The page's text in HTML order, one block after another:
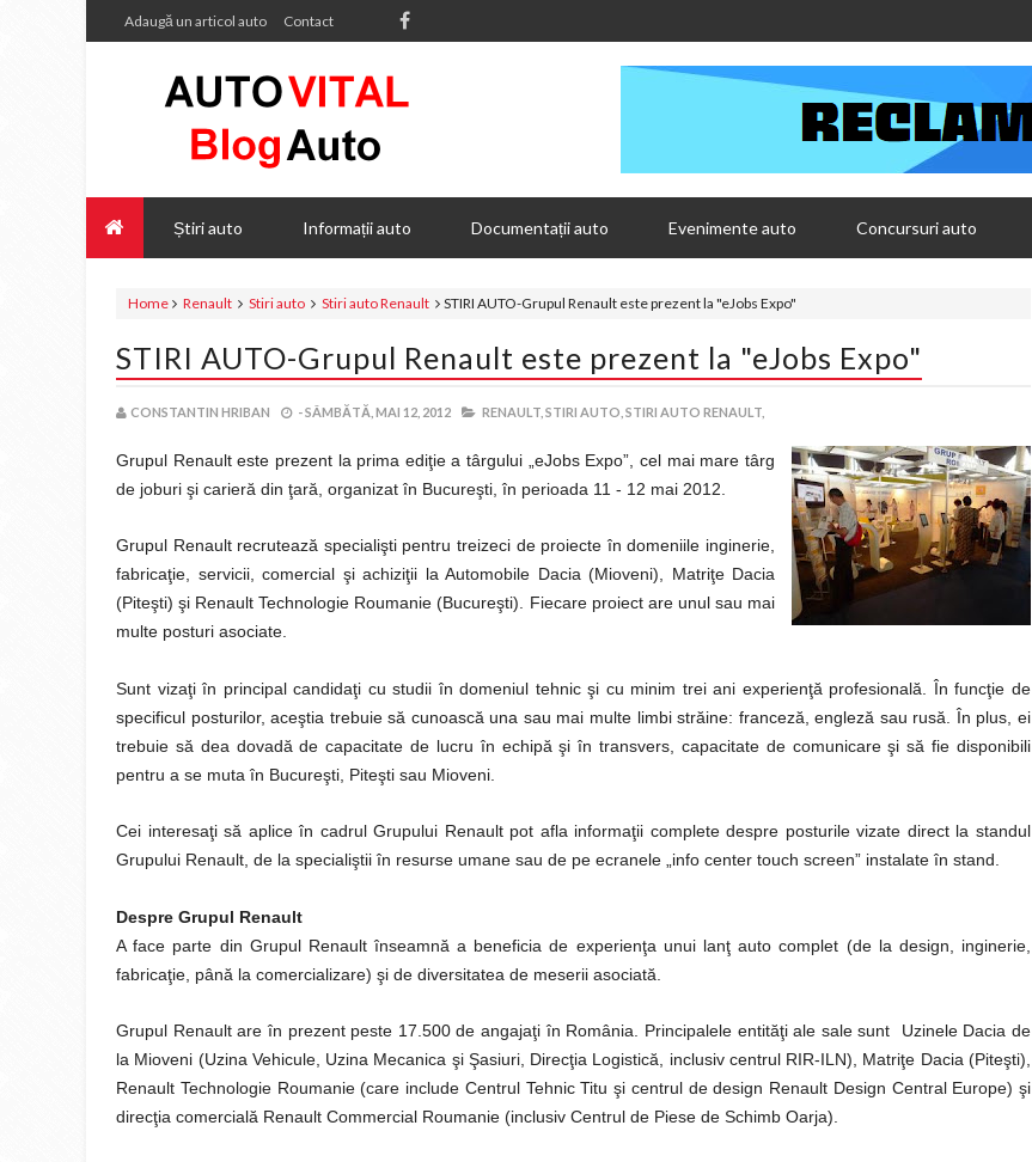
Adaugă un articol auto Contact
Știri auto Informații auto Documentații auto Evenimente auto Concursuri auto
Home Renault Stiri auto Stiri auto Renault STIRI AUTO-Grupul Renault este prezent la "eJobs Expo"
STIRI AUTO-Grupul Renault este prezent la "eJobs Expo"
CONSTANTIN HRIBAN -SÂMBĂTĂ, MAI 12, 2012 RENAULT, STIRI AUTO, STIRI AUTO RENAULT,
Grupul Renault este prezent la prima ediţie a târgului „eJobs Expo”, cel mai mare târg
de joburi şi carieră din ţară, organizat în Bucureşti, în perioada 11 - 12 mai 2012.
Grupul Renault recrutează specialişti pentru treizeci de proiecte în domeniile inginerie,
fabricaţie, servicii, comercial şi achiziţii la Automobile Dacia (Mioveni), Matriţe Dacia
(Piteşti) şi Renault Technologie Roumanie (Bucureşti). Fiecare proiect are unul sau mai
multe posturi asociate.
Sunt vizaţi în principal candidaţi cu studii în domeniul tehnic şi cu minim trei ani experienţă profesională. În funcţie de
specificul posturilor, aceştia trebuie să cunoască una sau mai multe limbi străine: franceză, engleză sau rusă. În plus, ei
trebuie să dea dovadă de capacitate de lucru în echipă şi în transvers, capacitate de comunicare şi să fie disponibili
pentru a se muta în Bucureşti, Piteşti sau Mioveni.
Cei interesaţi să aplice în cadrul Grupului Renault pot afla informaţii complete despre posturile vizate direct la standul
Grupului Renault, de la specialiştii în resurse umane sau de pe ecranele „info center touch screen” instalate în stand.
Despre Grupul Renault
A face parte din Grupul Renault înseamnă a beneficia de experienţa unui lanţ auto complet (de la design, inginerie,
fabricaţie, până la comercializare) şi de diversitatea de meserii asociată.
Grupul Renault are în prezent peste 17.500 de angajaţi în România. Principalele entităţi ale sale sunt Uzinele Dacia de
la Mioveni (Uzina Vehicule, Uzina Mecanica şi Şasiuri, Direcţia Logistică, inclusiv centrul RIR-ILN), Matriţe Dacia (Piteşti),
Renault Technologie Roumanie (care include Centrul Tehnic Titu şi centrul de design Renault Design Central Europe) şi
direcţia comercială Renault Commercial Roumanie (inclusiv Centrul de Piese de Schimb Oarja).